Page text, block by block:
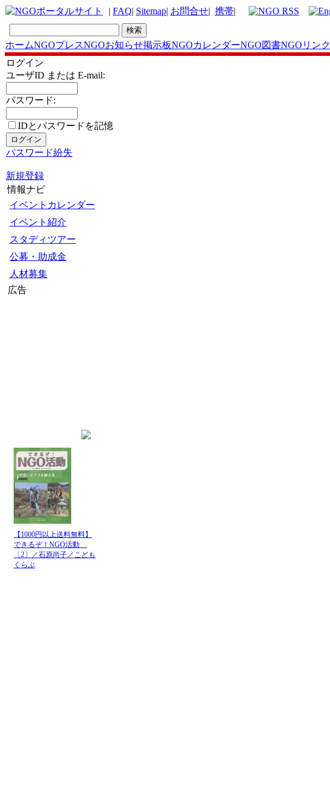
| FAQ| Sitemap| お問合せ| 携帯|
ホームNGOプレスNGOお知らせ掲示板NGOカレンダーNGO図書NGOリンク
ログイン
ユーザID または E-mail:
パスワード:
IDとパスワードを記憶
パスワード紛失
新規登録
情報ナビ
イベントカレンダー
イベント紹介
スタディツアー
公募・助成金
人材募集
広告
【1000円以上送料無料】
できるぞ！NGO活動
〔2〕／石原尚子／こども
くらぶ